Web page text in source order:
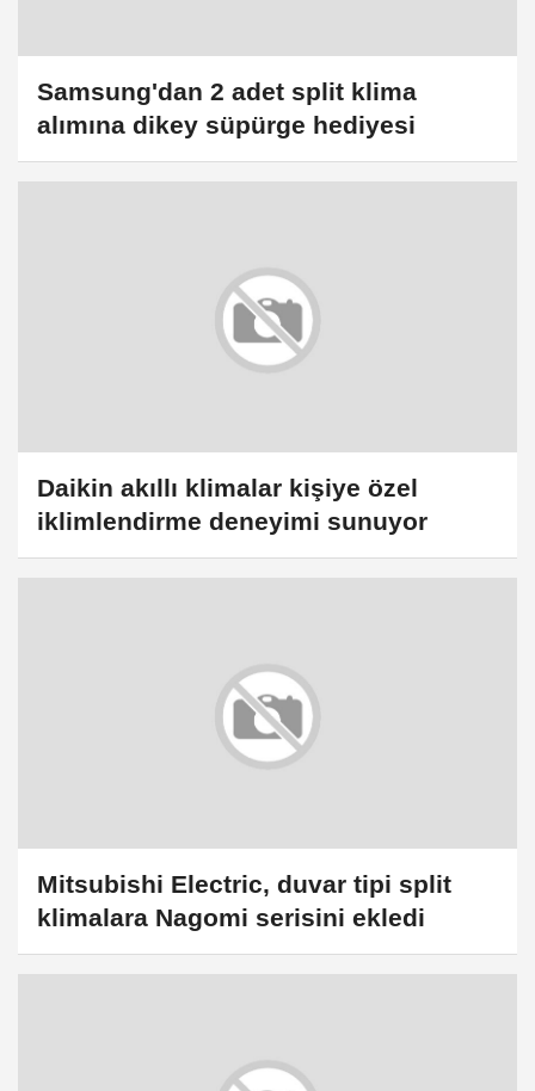
Samsung'dan 2 adet split klima
alımına dikey süpürge hediyesi
Daikin akıllı klimalar kişiye özel
iklimlendirme deneyimi sunuyor
Mitsubishi Electric, duvar tipi split
klimalara Nagomi serisini ekledi